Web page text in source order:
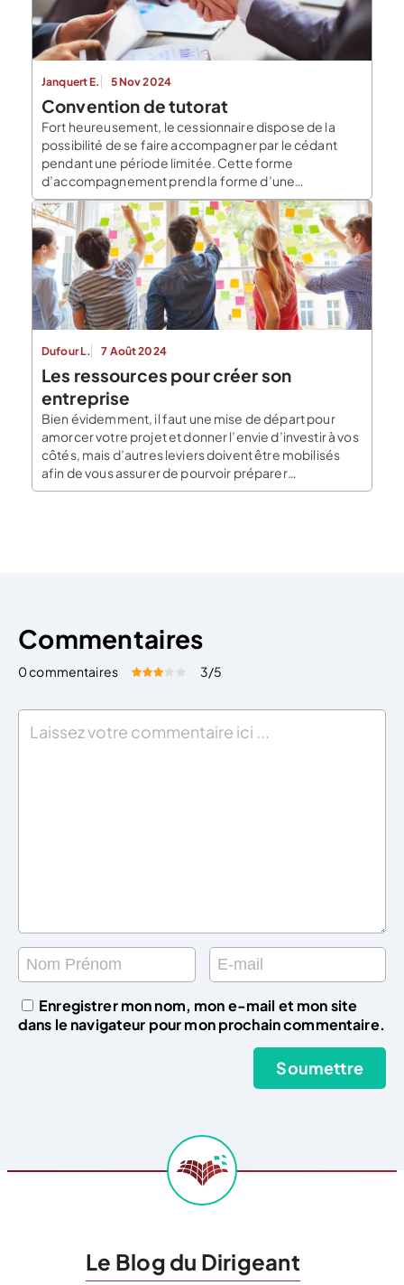
Janquert E. 5 Nov 2024
Convention de tutorat
Fort heureusement, le cessionnaire dispose de la
possibilité de se faire accompagner par le cédant
pendant une période limitée. Cette forme
d’accompagnement prend la forme d’une
convention de tutorat. Ce contrat répond à des
règles spécifiques qu’il convient de préciser dans cet
article. Présentation de la convention du tutorat Le
contrat d’accompagnement est un contrat favorable
au repreneur. Ce […]
Dufour L. 7 Août 2024
Les ressources pour créer son
entreprise
Bien évidemment, il faut une mise de départ pour
amorcer votre projet et donner l’envie d’investir à vos
côtés, mais d’autres leviers doivent être mobilisés
afin de vous assurer de pourvoir préparer
correctement son projet de création. Voici toutes les
Commentaires
0 commentaires Évaluez cet article:
3/5
Enregistrer mon nom, mon e-mail et mon site
dans le navigateur pour mon prochain commentaire.
Le Blog du Dirigeant